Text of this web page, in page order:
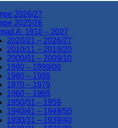
2026/27
2025/26
A. 1910 – 2027
2020/21 – 2026/27
2010/11 – 2019/20
2000/01 – 2009/10
1990 – 1999/00
1980 – 1989
1970 – 1979
1960 – 1969
1950/51 – 1959
1940/41 – 1949/50
1930/31 – 1939/40